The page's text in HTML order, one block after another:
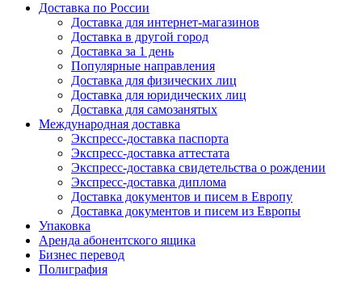
Доставка по России
Доставка для интернет-магазинов
Доставка в другой город
Доставка за 1 день
Популярные направления
Доставка для физических лиц
Доставка для юридических лиц
Доставка для самозанятых
Международная доставка
Экспресс-доставка паспорта
Экспресс-доставка аттестата
Экспресс-доставка свидетельства о рождении
Экспресс-доставка диплома
Доставка документов и писем в Европу
Доставка документов и писем из Европы
Упаковка
Аренда абонентского ящика
Бизнес перевод
Полиграфия